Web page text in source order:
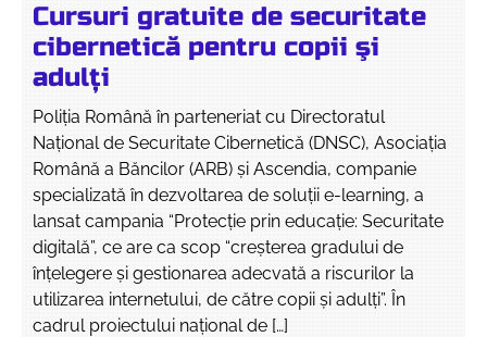
Cursuri gratuite de securitate
cibernetică pentru copii şi
adulţi
Poliția Română în parteneriat cu Directoratul
Național de Securitate Cibernetică (DNSC), Asociația
Română a Băncilor (ARB) și Ascendia, companie
specializată în dezvoltarea de soluții e-learning, a
lansat campania “Protecție prin educație: Securitate
digitală”, ce are ca scop “creșterea gradului de
înțelegere și gestionarea adecvată a riscurilor la
utilizarea internetului, de către copii și adulți”. În
cadrul proiectului național de […]